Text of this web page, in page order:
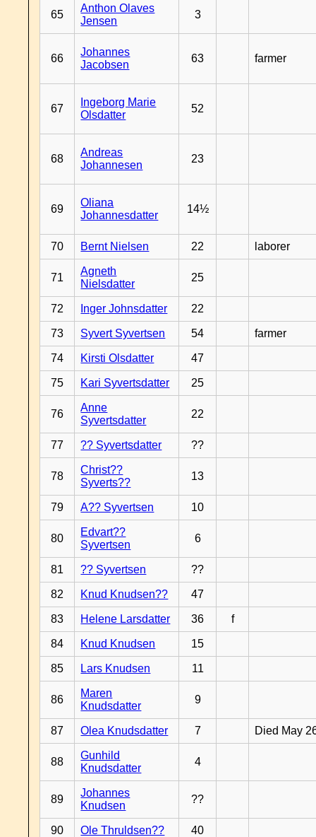
65
Anthon Olaves
Jensen
3
66
Johannes
Jacobsen
63 farmer
67
Ingeborg Marie
Olsdatter
52
68
Andreas
Johannesen
23
69
Oliana
Johannesdatter
14½
70 Bernt Nielsen 22 laborer
71
Agneth
Nielsdatter
25
72 Inger Johnsdatter 22
73 Syvert Syvertsen 54 farmer
74 Kirsti Olsdatter 47
75 Kari Syvertsdatter 25
76
Anne
Syvertsdatter
22
77 ?? Syvertsdatter ??
78
Christ??
Syverts??
13
79 A?? Syvertsen 10
80
Edvart??
Syvertsen
6
81 ?? Syvertsen ??
82 Knud Knudsen?? 47
83 Helene Larsdatter 36 f
84 Knud Knudsen 15
85 Lars Knudsen 11
86
Maren
Knudsdatter
9
87 Olea Knudsdatter 7 Died May
88
Gunhild
Knudsdatter
4
89
Johannes
Knudsen
??
90 Ole Thruldsen?? 40